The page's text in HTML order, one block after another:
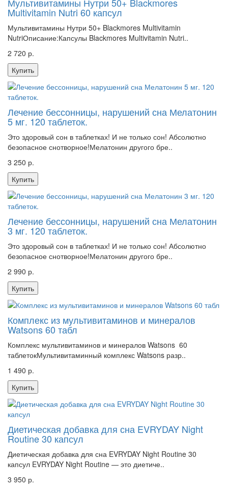
Мультивитамины Нутри 50+ Blackmores
Multivitamin Nutri 60 капсул
Мультивитамины Нутри 50+ Blackmores Multivitamin
NutriОписание:Капсулы Blackmores Multivitamin Nutri..
2 720 р.
Купить
Лечение бессонницы, нарушений сна Мелатонин
5 мг. 120 таблеток.
Это здоровый сон в таблетках! И не только сон! Абсолютно
безопасное снотворное!Мелатонин другого бре..
3 250 р.
Купить
Лечение бессонницы, нарушений сна Мелатонин
3 мг. 120 таблеток.
Это здоровый сон в таблетках! И не только сон! Абсолютно
безопасное снотворное!Мелатонин другого бре..
2 990 р.
Купить
Комплекс из мультивитаминов и минералов
Watsons 60 табл
Комплекс мультивитаминов и минералов Watsons 60
таблетокМультивитаминный комплекс Watsons разр..
1 490 р.
Купить
Диетическая добавка для сна EVRYDAY Night
Routine 30 капсул
Диетическая добавка для сна EVRYDAY Night Routine 30
капсул EVRYDAY Night Routine — это диетиче..
3 950 р.